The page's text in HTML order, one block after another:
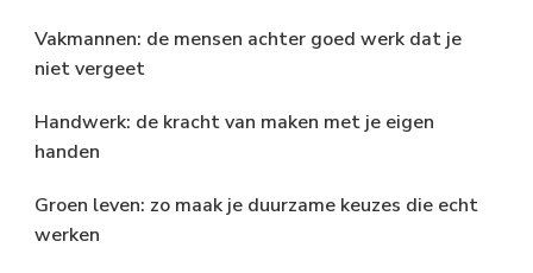
Vakmannen: de mensen achter goed werk dat je
niet vergeet
Handwerk: de kracht van maken met je eigen
handen
Groen leven: zo maak je duurzame keuzes die echt
werken